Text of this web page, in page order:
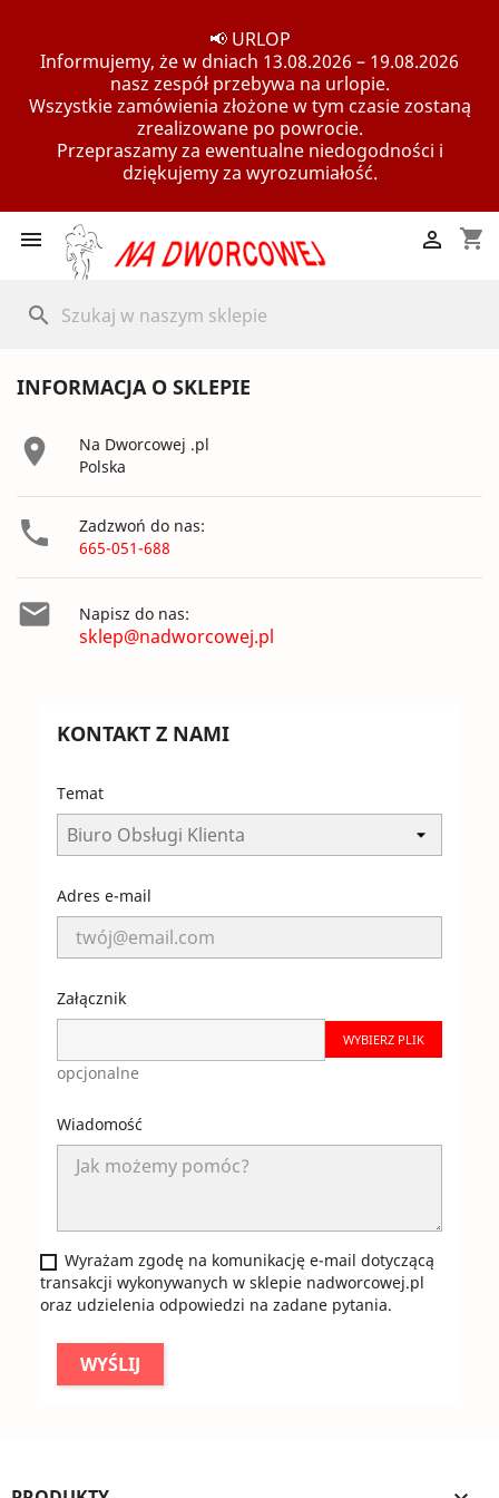
📢 URLOP
Informujemy, że w dniach 13.08.2026 – 19.08.2026
nasz zespół przebywa na urlopie.
Wszystkie zamówienia złożone w tym czasie zostaną
zrealizowane po powrocie.
Przepraszamy za ewentualne niedogodności i
dziękujemy za wyrozumiałość.
 shopping_cart

search
INFORMACJA O SKLEPIE

Na Dworcowej .pl
Polska

Zadzwoń do nas:
665-051-688
 Napisz do nas:
sklep@nadworcowej.pl
KONTAKT Z NAMI
Temat
Adres e-mail
Załącznik
WYBIERZ PLIK
opcjonalne
Wiadomość
Wyrażam zgodę na komunikację e-mail dotyczącą
transakcji wykonywanych w sklepie nadworcowej.pl
oraz udzielenia odpowiedzi na zadane pytania.